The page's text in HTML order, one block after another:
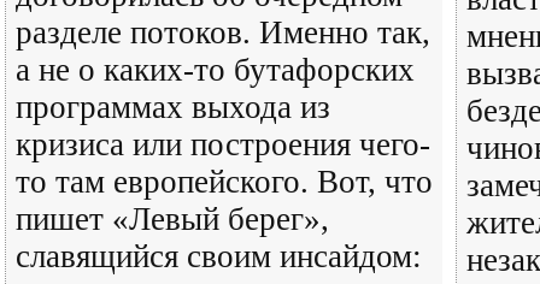
разделе потоков. Именно так,
а не о каких-то бутафорских
программах выхода из
кризиса или построения чего-
то там европейского. Вот, что
пишет «Левый берег»,
славящийся своим инсайдом: